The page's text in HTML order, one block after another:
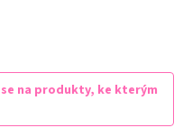
na produkty, ke kterým